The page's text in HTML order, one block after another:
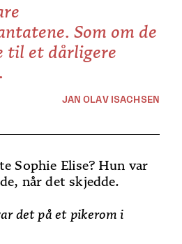
Som om de
til et dårligere
JAN OLAV ISACHSEN
Sophie Elise? Hun var
når det skjedde.
det på et pikerom i